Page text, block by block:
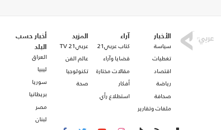
الأخبار
سياسة
تغطيات
اقتصاد
رياضة
صحافة
ملفات وتقارير
آراء
كتاب عربي21
قضايا وآراء
مقالات مختارة
أفكار
استطلاع رأي
المزيد
عربي21 TV
عالم الفن
تكنولوجيا
صحة
أخبار حسب
البلد
العراق
ليبيا
سوريا
بريطانيا
مصر
لبنان